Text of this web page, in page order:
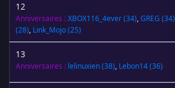
12
Anniversaires :XBOX116_4ever(34),GREG (34)
(28), Link_Mojo(25)
13
Anniversaires : lelinuxien(38), Lebon14(36)